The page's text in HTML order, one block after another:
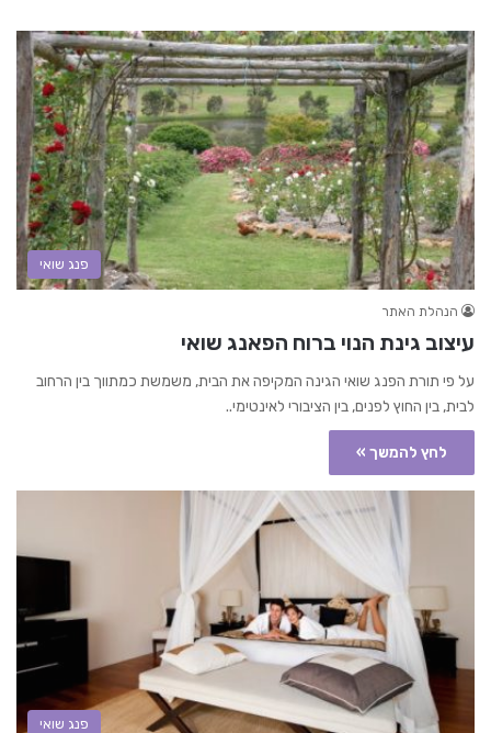
פנג שואי
הנהלת האתר
עיצוב גינת הנוי ברוח הפאנג שואי
על פי תורת הפנג שואי הגינה המקיפה את הבית, משמשת כמתווך בין הרחוב
לבית, בין החוץ לפנים, בין הציבורי לאינטימי..
לחץ להמשך »
פנג שואי